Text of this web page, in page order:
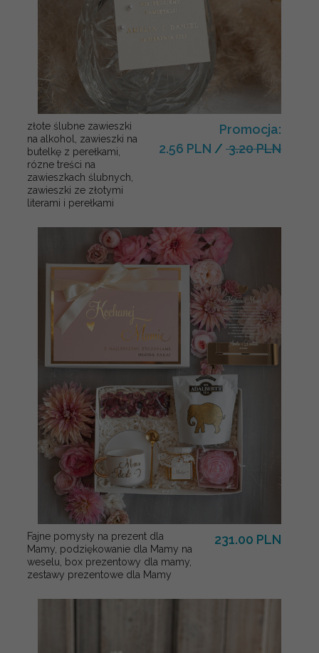
złote ślubne zawieszki
na alkohol, zawieszki na
butelkę z perełkami,
rózne treści na
zawieszkach ślubnych,
zawieszki ze złotymi
literami i perełkami
Promocja:
2.56 PLN / 3.20 PLN
Fajne pomysły na prezent dla
Mamy, podziękowanie dla Mamy na
weselu, box prezentowy dla mamy,
zestawy prezentowe dla Mamy
231.00 PLN